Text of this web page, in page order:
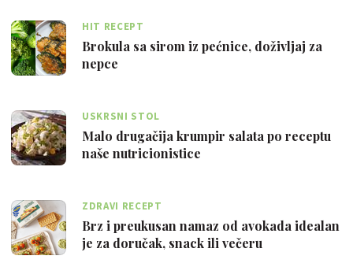
HIT RECEPT
Brokula sa sirom iz pećnice, doživljaj za
nepce
USKRSNI STOL
Malo drugačija krumpir salata po receptu
naše nutricionistice
ZDRAVI RECEPT
Brz i preukusan namaz od avokada idealan
je za doručak, snack ili večeru